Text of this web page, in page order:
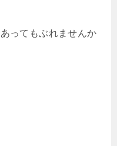
ってもぶれませんか